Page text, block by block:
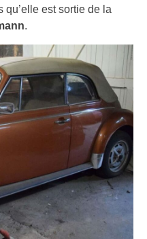
qu’elle est sortie de la
.